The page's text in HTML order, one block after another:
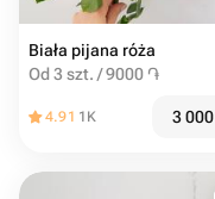
Biała pijana róża
Od 3 szt. / 9000 ֏
4.91 1K 3 000